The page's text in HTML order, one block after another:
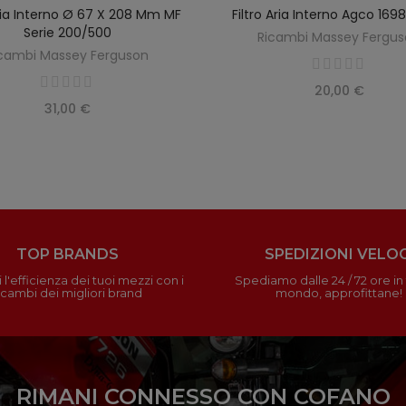
SCOPRIRE
Interno Ø 67 X 208 Mm MF
Serie 200/500
Massey Ferguson
31,00 €
AGGIUNGI AL
Filtro Aria Interno Agco
Ricambi Massey
20,00 €
TOP BRANDS
l'efficienza dei tuoi mezzi con i
dei migliori brand
SPEDIZIONI
Spediamo dalle 24 / 72 ore
mondo, approfittane!
RIMANI CONNESSO CON COFANO